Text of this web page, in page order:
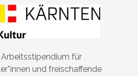
für
und freischaffende